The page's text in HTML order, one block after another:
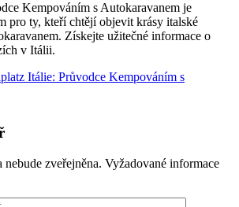
Kempováním s Autokaravanem je
pro ty, kteří chtějí objevit krásy italské
Získejte užitečné informace o
v Itálii.
Itálie: Průvodce Kempováním s
nebude zveřejněna. Vyžadované informace